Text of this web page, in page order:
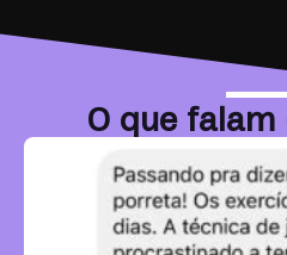
O que falam